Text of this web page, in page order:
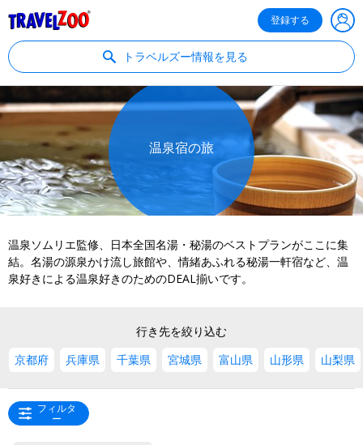
登録する
トラベルズー情報を見る
温泉宿の旅
温泉ソムリエ監修、日本全国名湯・秘湯のベストプランがここに集
結。名湯の源泉かけ流し旅館や、情緒あふれる秘湯一軒宿など、温
泉好きによる温泉好きのためのDEAL揃いです。
行き先を絞り込む
京都府
兵庫県 千葉県 宮城県 富山県 山形県 山梨県
フィルタ
ー